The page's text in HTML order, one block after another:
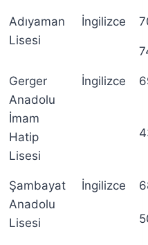
Adıyaman
Lisesi
İngilizce
Gerger
Anadolu
İmam
Hatip
Lisesi
İngilizce
Şambayat
Anadolu
Lisesi
İngilizce